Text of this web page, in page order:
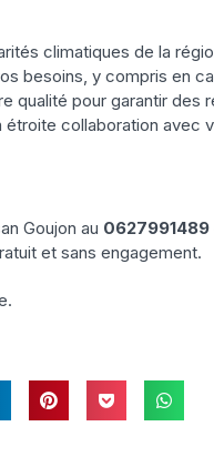
climatiques de la
besoins, y compris en
qualité pour garantir
collaboration avec
Goujon au 0627991489
et sans engagement.